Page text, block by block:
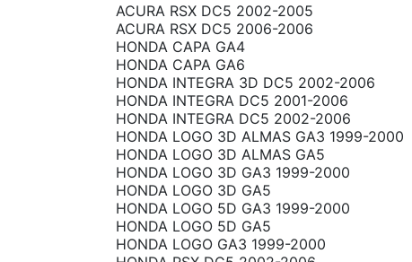
ACURA RSX DC5 2002-2005
ACURA RSX DC5 2006-2006
HONDA CAPA GA4
HONDA CAPA GA6
HONDA INTEGRA 3D DC5 2002-2006
HONDA INTEGRA DC5 2001-2006
HONDA INTEGRA DC5 2002-2006
HONDA LOGO 3D ALMAS GA3 1999-2000
HONDA LOGO 3D ALMAS GA5
HONDA LOGO 3D GA3 1999-2000
HONDA LOGO 3D GA5
HONDA LOGO 5D GA3 1999-2000
HONDA LOGO 5D GA5
HONDA LOGO GA3 1999-2000